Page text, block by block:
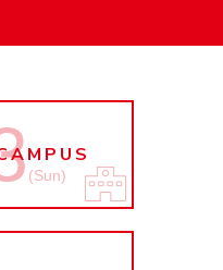
(Sun)